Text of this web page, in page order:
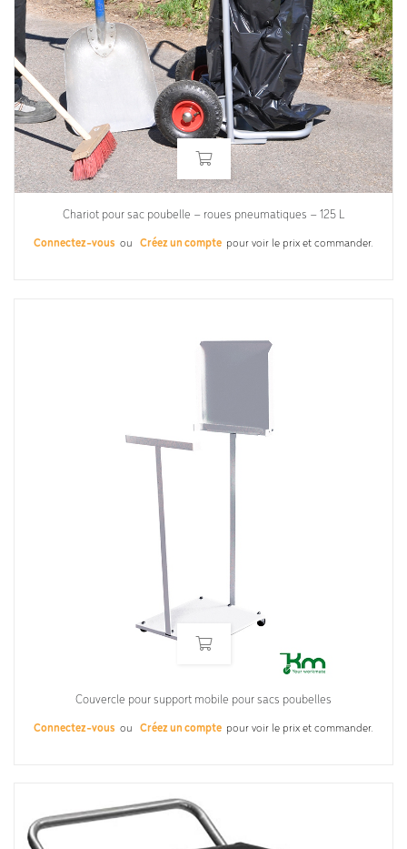
Chariot pour sac poubelle – roues pneumatiques – 125 L
Connectez-vous ou Créez un compte pour voir le prix et commander.
Couvercle pour support mobile pour sacs poubelles
Connectez-vous ou Créez un compte pour voir le prix et commander.